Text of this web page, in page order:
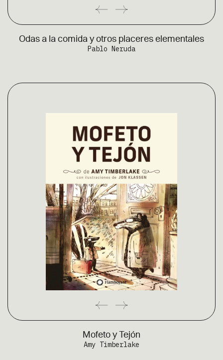
Odas a la comida y otros placeres elementales
Pablo Neruda
Mofeto y Tejón
Amy Timberlake